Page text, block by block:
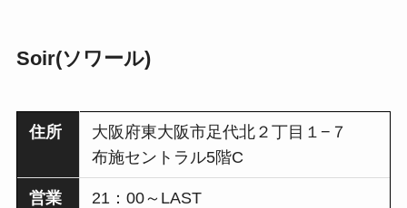
Soir(ソワール)
住所
大阪府東大阪市足代北２丁目１−７
布施セントラル5階C
営業
21：00～LAST